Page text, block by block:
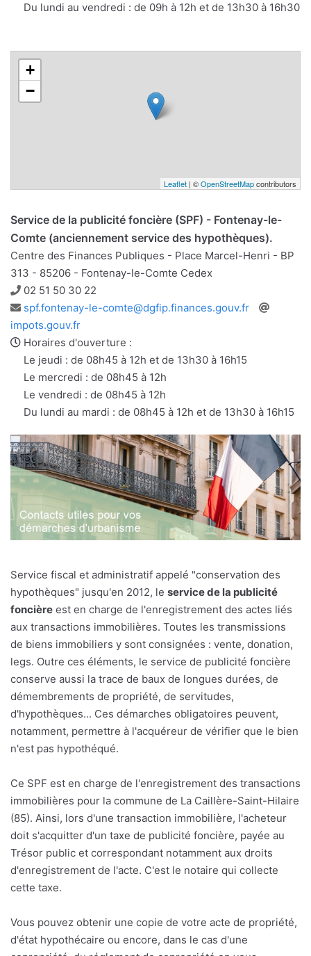
mail
Du lundi au vendredi : de 09h à 12h et de 13h30 à 16h30
+
−
Leaflet | ©OpenStreetMapcontributors
Service de la publicité foncière (SPF) - Fontenay-le-
Comte (anciennement service des hypothèques).
Centre des Finances Publiques - Place Marcel-Henri - BP
313 - 85206 - Fontenay-le-Comte Cedex
Téléphone
02 51 50 30 22
Adresse
e-
mail
spf.fontenay-le-comte@dgfip.finances.gouv.fr
impots.gouv.fr
Horaires d'ouverture :
Le jeudi : de 08h45 à 12h et de 13h30 à 16h15
Le mercredi : de 08h45 à 12h
Le vendredi : de 08h45 à 12h
Du lundi au mardi : de 08h45 à 12h et de 13h30 à 16h15
Service fiscal et administratif appelé "conservation des
hypothèques" jusqu'en 2012, le service de la publicité
foncière est en charge de l'enregistrement des actes liés
aux transactions immobilières. Toutes les transmissions
de biens immobiliers y sont consignées : vente, donation,
legs. Outre ces éléments, le service de publicité foncière
conserve aussi la trace de baux de longues durées, de
démembrements de propriété, de servitudes,
d'hypothèques... Ces démarches obligatoires peuvent,
notamment, permettre à l'acquéreur de vérifier que le bien
n'est pas hypothéqué.
Ce SPF est en charge de l'enregistrement des transactions
immobilières pour la commune de La Caillère-Saint-Hilaire
(85). Ainsi, lors d'une transaction immobilière, l'acheteur
doit s'acquitter d'un taxe de publicité foncière, payée au
Trésor public et correspondant notamment aux droits
d'enregistrement de l'acte. C'est le notaire qui collecte
cette taxe.
Vous pouvez obtenir une copie de votre acte de propriété,
d'état hypothécaire ou encore, dans le cas d'une